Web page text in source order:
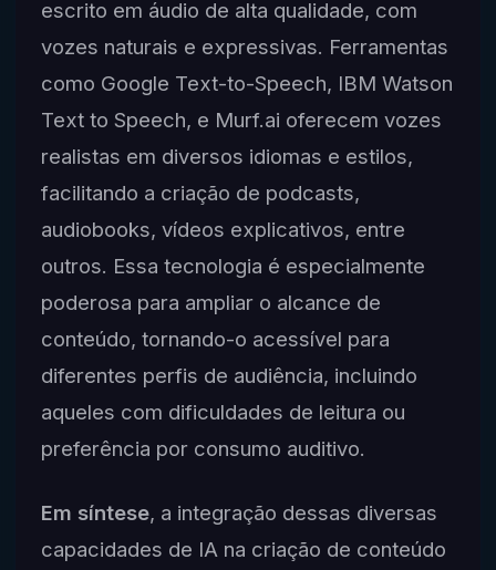
escrito em áudio de alta qualidade, com
vozes naturais e expressivas. Ferramentas
como Google Text-to-Speech, IBM Watson
Text to Speech, e Murf.ai oferecem vozes
realistas em diversos idiomas e estilos,
facilitando a criação de podcasts,
audiobooks, vídeos explicativos, entre
outros. Essa tecnologia é especialmente
poderosa para ampliar o alcance de
conteúdo, tornando-o acessível para
diferentes perfis de audiência, incluindo
aqueles com dificuldades de leitura ou
preferência por consumo auditivo.
Em síntese, a integração dessas diversas
capacidades de IA na criação de conteúdo